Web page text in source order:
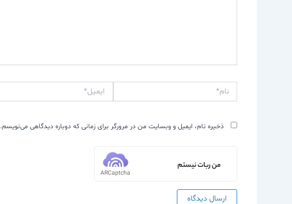
ذخیره نام، ایمیل و وبسایت من در مرورگر برای زمانی که دوباره دیدگاهی می‌نویسم.
من ربات نیستم
ARCaptcha